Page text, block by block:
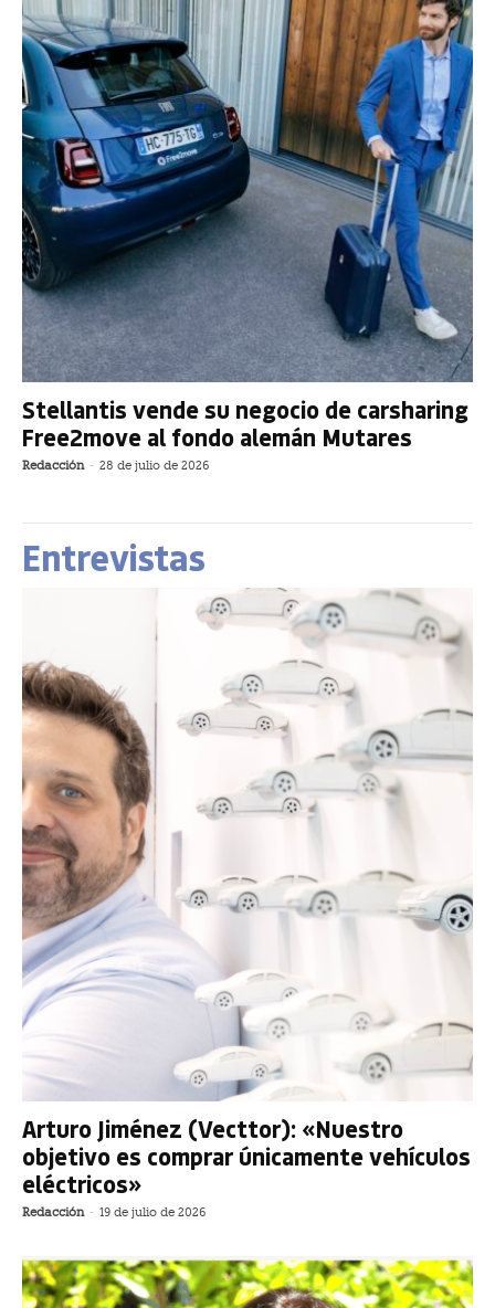
Stellantis vende su negocio de carsharing
Free2move al fondo alemán Mutares
Redacción - 28 de julio de 2026
Entrevistas
Arturo Jiménez (Vecttor): «Nuestro
objetivo es comprar únicamente vehículos
eléctricos»
Redacción - 19 de julio de 2026